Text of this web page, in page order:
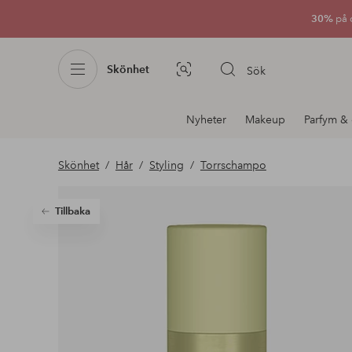
30% på
Skönhet Bildsök Sök
navigation
Nyheter Makeup Parfym
Skönhet Hår Styling Torrschampo
Tillbaka